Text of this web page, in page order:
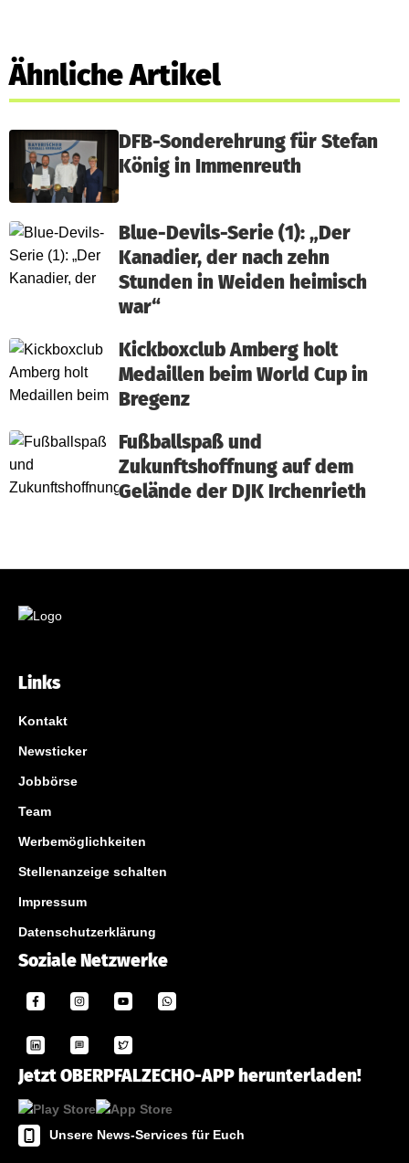
Ähnliche Artikel
DFB-Sonderehrung für Stefan
König in Immenreuth
Blue-Devils-Serie (1): „Der
Kanadier, der nach zehn
Stunden in Weiden heimisch
war“
Kickboxclub Amberg holt
Medaillen beim World Cup in
Bregenz
Fußballspaß und
Zukunftshoffnung auf dem
Gelände der DJK Irchenrieth
Links
Kontakt
Newsticker
Jobbörse
Team
Werbemöglichkeiten
Stellenanzeige schalten
Impressum
Datenschutzerklärung
Soziale Netzwerke
Jetzt OBERPFALZECHO-APP herunterladen!
Unsere News-Services für Euch